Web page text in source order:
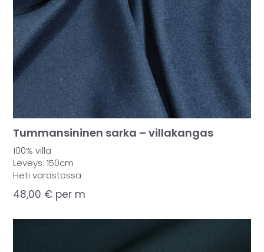
Tummansininen sarka – villakangas
100% villa
Leveys: 150cm
Heti varastossa
48,00 € per m